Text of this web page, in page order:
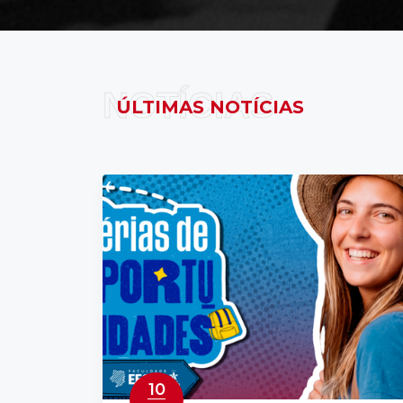
ÚLTIMAS NOTÍCIAS
NOTÍCIAS
10